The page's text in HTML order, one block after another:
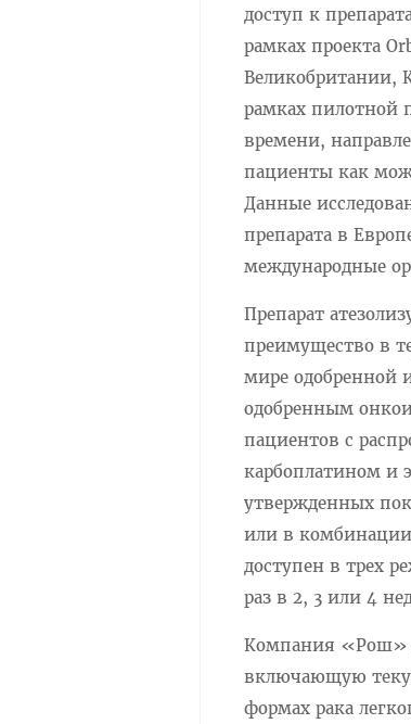
доступ к
рамках проекта
Великобритании,
рамках пилотной
времени,
пациенты как
Данные
препарата в
международные
Препарат
преимущество в
мире одобренной
одобренным
пациентов с
карбоплатином и
утвержденных
или в комбинации
доступен в трех
раз в 2, 3 или 4
Компания «Рош»
включающую
формах рака